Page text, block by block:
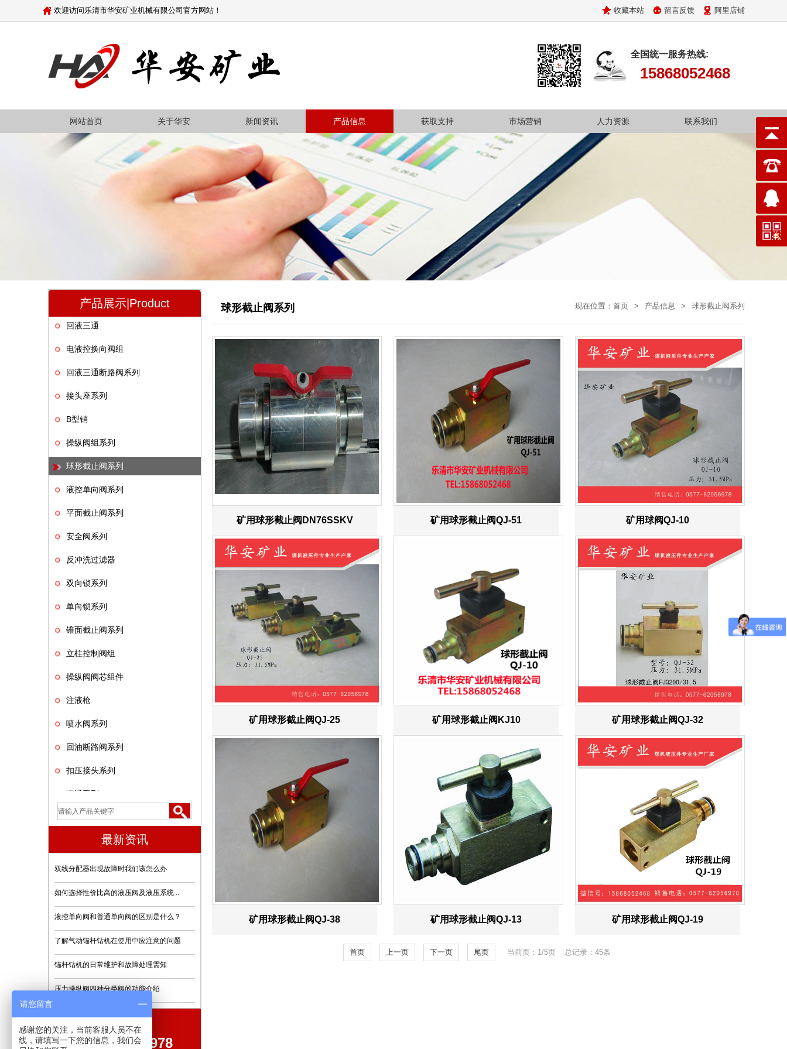
欢迎访问乐清市华安矿业机械有限公司官方网站！ 收藏本站 留言反馈 阿里店铺
全国统一服务热线:
15868052468
网站首页 关于华安 新闻资讯 产品信息 获取支持 市场营销 人力资源 联系我们
产品展示|Product
回液三通
电液控换向阀组
回液三通断路阀系列
接头座系列
B型销
操纵阀组系列
球形截止阀系列
液控单向阀系列
平面截止阀系列
安全阀系列
反冲洗过滤器
双向锁系列
单向锁系列
锥面截止阀系列
立柱控制阀组
操纵阀阀芯组件
注液枪
喷水阀系列
回油断路阀系列
扣压接头系列
直通系列
三通系列
U型卡
自锁球阀系列
弯头系列
过滤器系列
Y型三通
中间接头系列
最新资讯
双线分配器出现故障时我们该怎么办
如何选择性价比高的液压阀及液压系统 ..
液控单向阀和普通单向阀的区别是什么？
了解气动锚杆钻机在使用中应注意的问题
锚杆钻机的日常维护和故障处理需知
压力操纵阀四种分类阀的功能介绍
0577-62056978
球形截止阀系列 现在位置： 首页 > 产品信息 > 球形截止阀系列
矿用球形截止阀DN76SSKV 矿用球形截止阀QJ-51 矿用球阀QJ-10
矿用球形截止阀QJ-25 矿用球形截止阀KJ10 矿用球形截止阀QJ-32
矿用球形截止阀QJ-38 矿用球形截止阀QJ-13 矿用球形截止阀QJ-19
首页 上一页 下一页 尾页 当前页：1/5页 总记录：45条
请您留言
感谢您的关注，当前客服人员不在
线，请填写一下您的信息，我们会